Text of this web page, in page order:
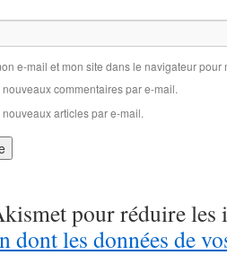
e-mail et mon site dans le navigateur
commentaires par e-mail.
articles par e-mail.
pour réduire les
dont les données de